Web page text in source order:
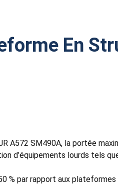
En
A572 SM490A, la portée
d’équipements lourds tels
% par rapport aux